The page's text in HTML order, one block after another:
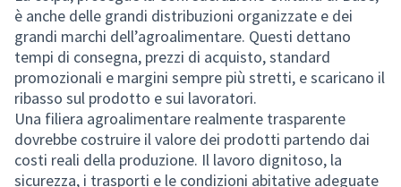
è anche delle grandi distribuzioni organizzate e dei
grandi marchi dell’agroalimentare. Questi dettano
tempi di consegna, prezzi di acquisto, standard
promozionali e margini sempre più stretti, e scaricano il
ribasso sul prodotto e sui lavoratori.
Una filiera agroalimentare realmente trasparente
dovrebbe costruire il valore dei prodotti partendo dai
costi reali della produzione. Il lavoro dignitoso, la
sicurezza, i trasporti e le condizioni abitative adeguate